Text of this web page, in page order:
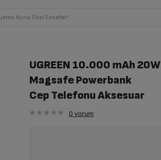
Ayına Özel Fırsatlar!
UGREEN 10.000 mAh 20W
Magsafe Powerbank
Cep Telefonu Aksesuar
0 yorum